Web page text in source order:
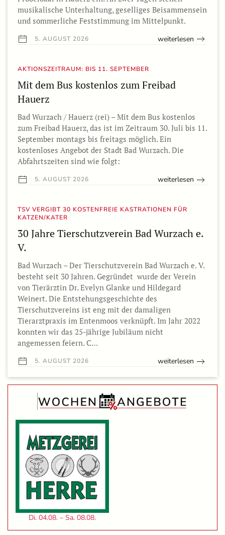
musikalische Unterhaltung, geselliges Beisammensein
und sommerliche Feststimmung im Mittelpunkt.
5. AUGUST 2026 weiterlesen
AKTIONSZEITRAUM: BIS 11. SEPTEMBER
Mit dem Bus kostenlos zum Freibad
Hauerz
Bad Wurzach / Hauerz (rei) – Mit dem Bus kostenlos
zum Freibad Hauerz, das ist im Zeitraum 30. Juli bis 11.
September montags bis freitags möglich. Ein
kostenloses Angebot der Stadt Bad Wurzach. Die
Abfahrtszeiten sind wie folgt:
5. AUGUST 2026 weiterlesen
TSV VERGIBT 30 KOSTENFREIE KASTRATIONEN FÜR
KATZEN/KATER
30 Jahre Tierschutzverein Bad Wurzach e.
V.
Bad Wurzach – Der Tierschutzverein Bad Wurzach e. V.
besteht seit 30 Jahren. Gegründet wurde der Verein
von Tierärztin Dr. Evelyn Glanke und Hildegard
Weinert. Die Entstehungsgeschichte des
Tierschutzvereins ist eng mit der damaligen
Tierarztpraxis im Entenmoos verknüpft. Im Jahr 2022
konnten wir das 25-jährige Jubiläum nicht
angemessen feiern. C…
5. AUGUST 2026 weiterlesen
Di. 04.08. – Sa. 08.08.